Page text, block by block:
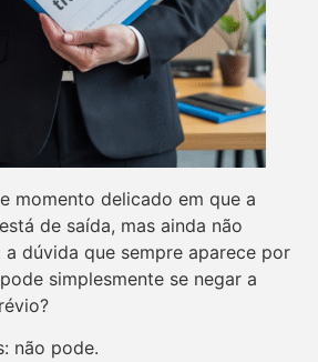
momento delicado em que a
de saída, mas ainda não
a dúvida que sempre aparece por
simplesmente se negar a
não pode.